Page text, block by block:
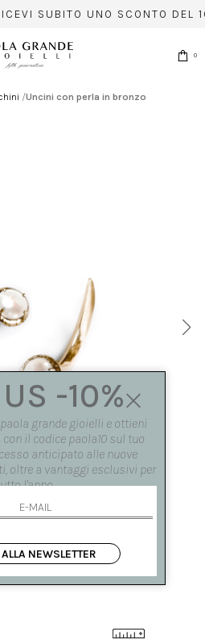
SUBITO UNO SCONTO
0
/Uncini con perla in bronzo
bronzo
-10%
grande gioielli e ottieni
con il codice paola10 sul tuo
anticipato alle nuove
oltre a vantaggi esclusivi per
l'anno.
NEWSLETTER